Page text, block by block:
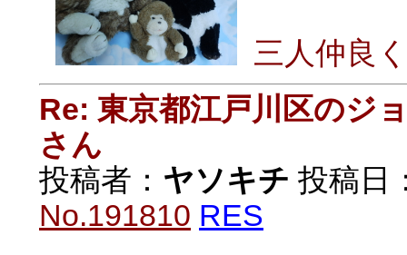
三人仲良
Re: 東京都江戸川区のジ
さん
投稿者： ヤソキチ 投稿日
No.191810 RES